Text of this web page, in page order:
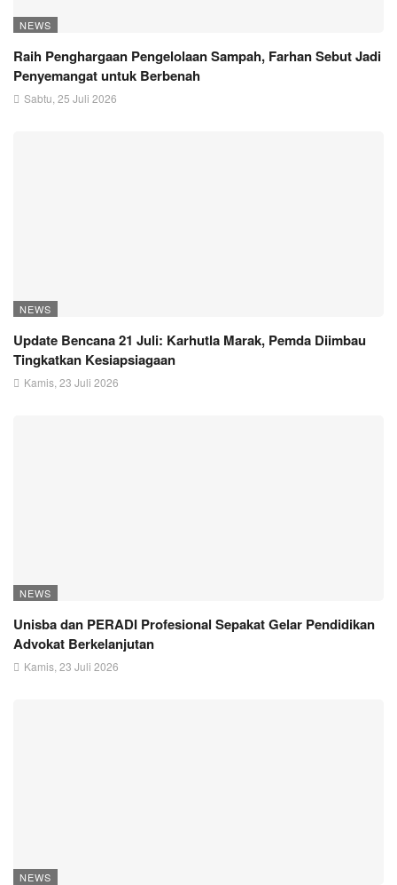
NEWS
Raih Penghargaan Pengelolaan Sampah, Farhan Sebut Jadi
Penyemangat untuk Berbenah
Sabtu, 25 Juli 2026
NEWS
Update Bencana 21 Juli: Karhutla Marak, Pemda Diimbau
Tingkatkan Kesiapsiagaan
Kamis, 23 Juli 2026
NEWS
Unisba dan PERADI Profesional Sepakat Gelar Pendidikan
Advokat Berkelanjutan
Kamis, 23 Juli 2026
NEWS